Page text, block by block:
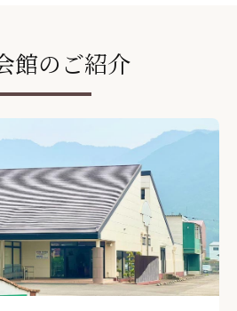
館のご紹介